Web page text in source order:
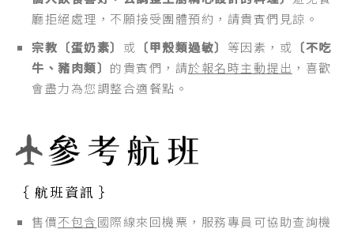
廳拒絕處理，不願接受團體預約，請貴賓們見諒。
宗教〔蛋奶素〕 或 〔甲殼類過敏〕 等因素，或 〔不吃
牛、豬肉類〕 的貴賓們，請於報名時主動提出 ，喜歡
會盡力為您調整合適餐點。
｛ 航班資訊 ｝
售價不包含國際線來回機票，服務專員可協助查詢機